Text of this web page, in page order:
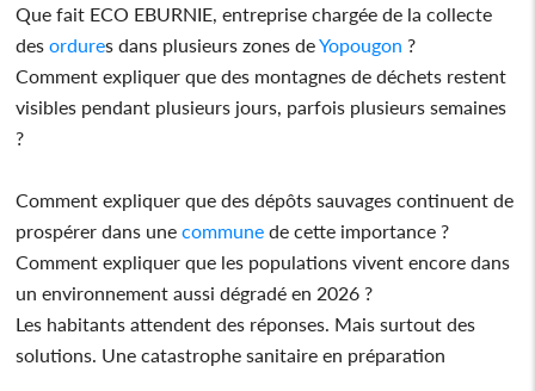
Que fait ECO EBURNIE, entreprise chargée de la collecte
desordures dans plusieurs zones deYopougon ?
Comment expliquer que des montagnes de déchets restent
visibles pendant plusieurs jours, parfois plusieurs semaines
?
Comment expliquer que des dépôts sauvages continuent de
prospérer dans unecommune de cette importance ?
Comment expliquer que les populations vivent encore dans
un environnement aussi dégradé en 2026 ?
Les habitants attendent des réponses. Mais surtout des
solutions. Une catastrophe sanitaire en préparation